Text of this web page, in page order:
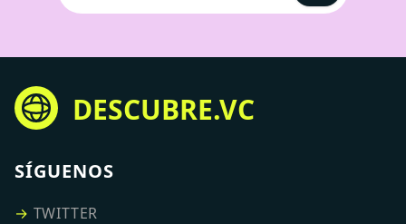
DESCUBRE.VC
SÍGUENOS
→ TWITTER